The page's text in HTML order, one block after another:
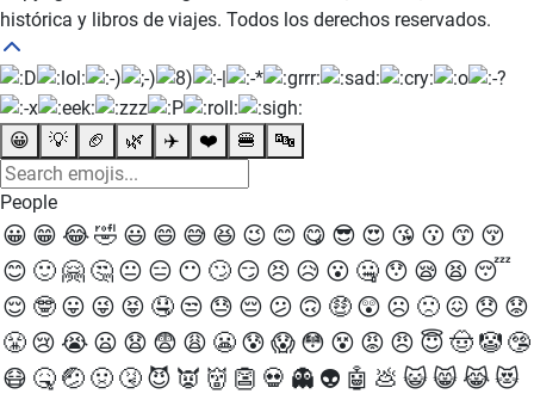
histórica y libros de viajes. Todos los derechos reservados.
😀 💡 🏈 🌿 ✈️ ❤️ 🍔 🔤
People
😀 😁 😂🤣 😃 😄 😅 😆 😉 😊 😋 😎 😍 😘 😗 😙 😚
😊 🙂 🤗 🤔 😐 😑 😶 🙄 😏 😣 😥 😮 🤐 😯 😪 😫 😴
😌 🤓 😛 😜 😝 🤤 😒 😓 😔 😕 🙃 🤑 😲 ☹ 🙁 😖 😞 😟
😤 😢 😭 😦 😧 😨 😩 😬 😰 😱 😳 😵 😡 😠 😇 🤠 🤡 🤥
😷 🤒 🤕 🤢 🤧 😈 👿 👹 👺 💀 👻 👽 🤖 💩 😺😸 😹😻